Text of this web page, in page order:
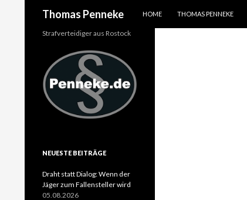
Thomas Penneke
HOME
THOMAS PENNEKE
Strafverteidiger aus Rostock
NEUESTE BEITRÄGE
Draht statt Dialog: Wenn der
Jäger zum Fallensteller wird
05.08.2026